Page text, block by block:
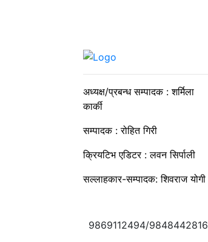
अध्यक्ष/प्रबन्ध सम्पादक : शर्मिला
कार्की
सम्पादक : रोहित गिरी
क्रियटिभ एडिटर : लवन सिर्पाली
सल्लाहकार-सम्पादक: शिवराज योगी
9869112494/9848442816